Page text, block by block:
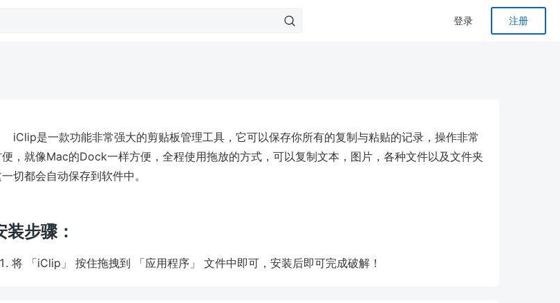
登录 注册
iClip是一款功能非常强大的剪贴板管理工具，它可以保存你所有的复制与粘贴的记录，操作非常
，就像Mac的Dock一样方便，全程使用拖放的方式，可以复制文本，图片，各种文件以及文件夹
切都会自动保存到软件中。
装步骤：
将 「iClip」 按住拖拽到 「应用程序」 文件中即可，安装后即可完成破解！